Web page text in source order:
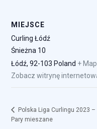
MIEJSCE
Curling Łódź
Śnieżna 10
Łódź, 92-103 Poland +
Zobacz witrynę
Polska Liga Curlingu 2023 –
Pary mieszane